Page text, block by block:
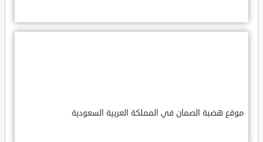
موقع هضبة الصمان في المملكة العربية السعودية